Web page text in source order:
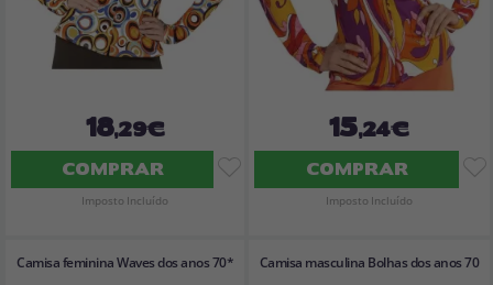
18,29€
COMPRAR
Imposto Incluído
15,24€
COMPRAR
Imposto Incluído
Camisa feminina Waves dos anos 70* Camisa masculina Bolhas dos anos 70